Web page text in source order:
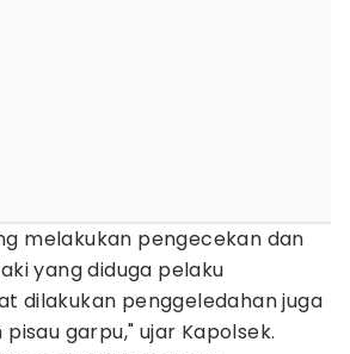
melakukan pengecekan dan
yang diduga pelaku
dilakukan penggeledahan juga
garpu," ujar Kapolsek.